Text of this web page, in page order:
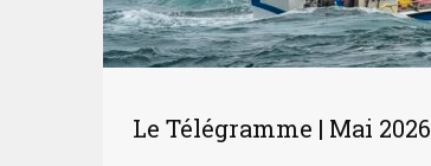
Le Télégramme | Mai 2026